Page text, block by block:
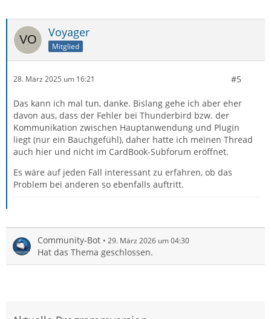
Voyager
Mitglied
28. März 2025 um 16:21 #5
Das kann ich mal tun, danke. Bislang gehe ich aber eher
davon aus, dass der Fehler bei Thunderbird bzw. der
Kommunikation zwischen Hauptanwendung und Plugin
liegt (nur ein Bauchgefühl), daher hatte ich meinen Thread
auch hier und nicht im CardBook-Subforum eröffnet.
Es wäre auf jeden Fall interessant zu erfahren, ob das
Problem bei anderen so ebenfalls auftritt.
Community-Bot 29. März 2026 um 04:30
Hat das Thema geschlossen.